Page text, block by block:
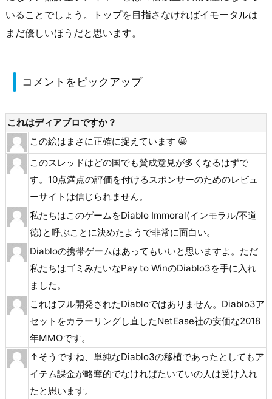
いることでしょう。トップを目指さなければイモータルは
まだ優しいほうだと思います。
コメントをピックアップ
これはディアブロですか？
この絵はまさに正確に捉えています 😀
このスレッドはどの国でも賛成意見が多くなるはずで
す。10点満点の評価を付けるスポンサーのためのレビュ
ーサイトは信じられません。
私たちはこのゲームをDiablo Immoral(インモラル/不道
徳)と呼ぶことに決めたようで非常に面白い。
Diabloの携帯ゲームはあってもいいと思いますよ。ただ
私たちはゴミみたいなPay to WinのDiablo3を手に入れ
ました。
これはフル開発されたDiabloではありません。Diablo3ア
セットをカラーリングし直したNetEase社の安価な2018
年MMOです。
↑そうですね、単純なDiablo3の移植であったとしてもア
イテム課金が略奪的でなければたいていの人は受け入れ
たと思います。